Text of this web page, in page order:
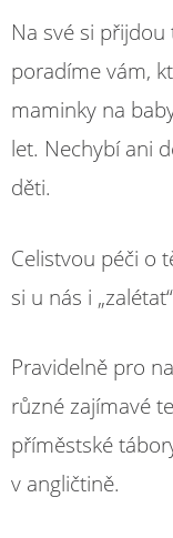
Na své si
poradíme vám,
maminky na
let. Nechybí ani
děti.
Celistvou péči o
si u nás i
Pravidelně pro
různé zajímavé
příměstské
v angličtině.